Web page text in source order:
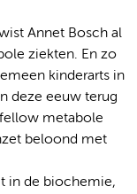
Annet Bosch al
ziekten. En zo
kinderarts in
deze eeuw terug
fellow metabole
beloond met
in de biochemie,